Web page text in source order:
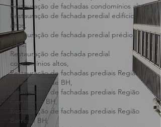
Restauração de fachadas edifícios altos,
Restauração de fachadas prédios altos,
Restauração de fachadas condomínios altos,
Restauração de fachada predial edifícios
altos,
Restauração de fachada predial prédios
altos,
Restauração de fachada predial
condomínios altos,
Restauração de fachadas prediais Região
Hipercentro de BH,
Restauração de fachadas prediais Região
Central de BH,